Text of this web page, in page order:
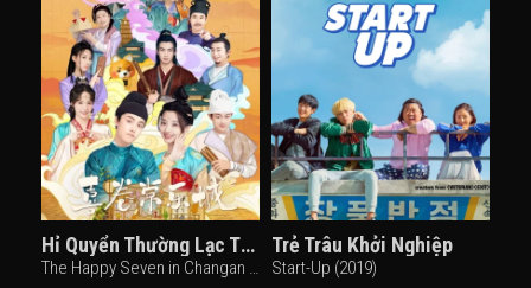
Hỉ Quyển Thường Lạc Thành
The Happy Seven in Changan (2024)
Trẻ Trâu Khởi Nghiệp
Start-Up (2019)